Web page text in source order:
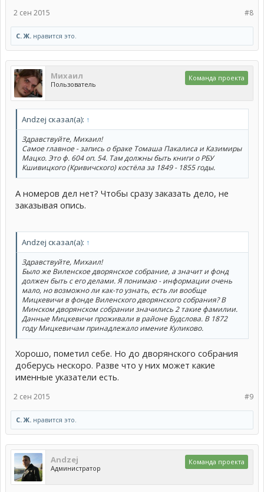
#8
2 сен 2015
С. Ж. нравится это.
Михаил
Пользователь
Команда проекта
Andzej сказал(а): ↑
Здравствуйте, Михаил!
Самое главное - запись о браке Томаша Пакалиса и Казимиры
Мацко. Это ф. 604 оп. 54. Там должны быть книги о РБУ
Кшивицкого (Кривичского) костёла за 1849 - 1855 годы.
А номеров дел нет? Чтобы сразу заказать дело, не
заказывая опись.
Andzej сказал(а): ↑
Здравствуйте, Михаил!
Было же Виленское дворянское собрание, а значит и фонд
должен быть с его делами. Я понимаю - информации очень
мало, но возможно ли как-то узнать, есть ли вообще
Мицкевичи в фонде Виленского дворянского собрания? В
Минском дворянском собрании значились 2 такие фамилии.
Данные Мицкевичи проживали в районе Будслова. В 1872
году Мицкевичам принадлежало имение Куликово.
Хорошо, пометил себе. Но до дворянского собрания
доберусь нескоро. Разве что у них может какие
именные указатели есть.
#9
2 сен 2015
С. Ж. нравится это.
Andzej
Администратор
Команда проекта